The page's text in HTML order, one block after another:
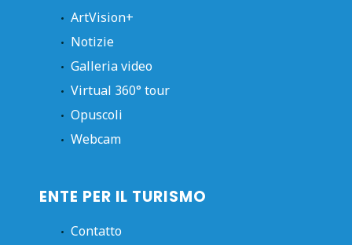
ArtVision+
Notizie
Galleria video
Virtual 360° tour
Opuscoli
Webcam
ENTE PER IL TURISMO
Contatto